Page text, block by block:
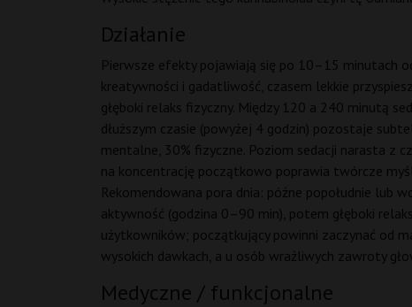
Działanie
Pierwsze efekty pojawiają się po 10–15 minutach
kreatywności i gadatliwość, czasem lekkie
głęboki relaks fizyczny. Między 120 a 240 minutą
dłuższym czasie (powyżej 4 godzin) pozostaje
mentalne, 30% fizyczne. Poziom sedacji narasta z
na koncentrację początkowo poprawia twórcze
Rekomendowana pora dnia: późne popołudnie lub
aktywność (godzina 0–90 min), potem głęboki
użytkowników; początkujący powinni zaczynać od
wysokich dawkach, a u osób wrażliwych zawroty
Medyczne / funkcjonalne